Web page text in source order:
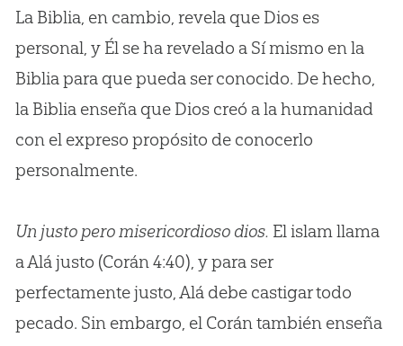
La Biblia, en cambio, revela que Dios es
personal, y Él se ha revelado a Sí mismo en la
Biblia para que pueda ser conocido. De hecho,
la Biblia enseña que Dios creó a la humanidad
con el expreso propósito de conocerlo
personalmente.
Un justo pero misericordioso dios. El islam llama
a Alá justo (Corán 4:40), y para ser
perfectamente justo, Alá debe castigar todo
pecado. Sin embargo, el Corán también enseña